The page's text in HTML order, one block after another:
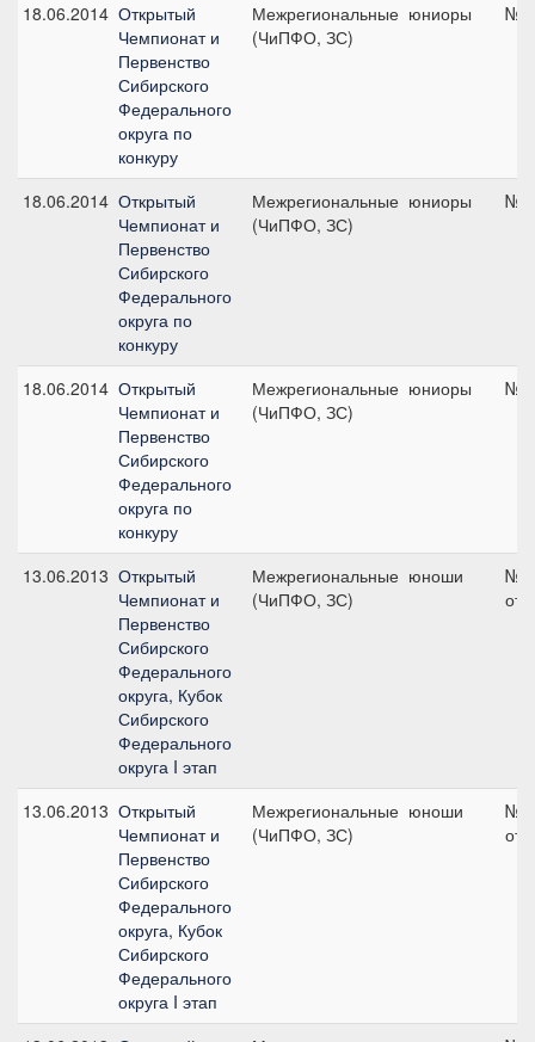
18.06.2014 Открытый
Чемпионат и
Первенство
Сибирского
Федерального
округа по
конкуру
Межрегиональные
(ЧиПФО, ЗС)
юниоры
18.06.2014 Открытый
Чемпионат и
Первенство
Сибирского
Федерального
округа по
конкуру
Межрегиональные
(ЧиПФО, ЗС)
юниоры
18.06.2014 Открытый
Чемпионат и
Первенство
Сибирского
Федерального
округа по
конкуру
Межрегиональные
(ЧиПФО, ЗС)
юниоры
13.06.2013 Открытый
Чемпионат и
Первенство
Сибирского
Федерального
округа, Кубок
Сибирского
Федерального
округа I этап
Межрегиональные
(ЧиПФО, ЗС)
юноши
№3
13.06.2013 Открытый
Чемпионат и
Первенство
Сибирского
Федерального
округа, Кубок
Сибирского
Федерального
округа I этап
Межрегиональные
(ЧиПФО, ЗС)
юноши
№3